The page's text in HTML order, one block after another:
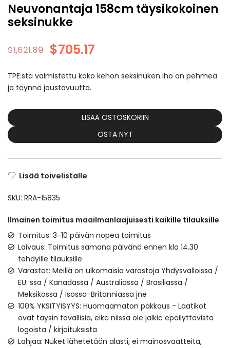
Neuvonantaja 158cm täysikokoinen
seksinukke
$1,621.89 $705.17
TPE:stä valmistettu koko kehon seksinuken iho on pehmeä
ja täynnä joustavuutta.
LISÄÄ OSTOSKORIIN
OSTA NYT
Lisää toivelistalle
SKU: RRA-15835
Ilmainen toimitus maailmanlaajuisesti kaikille tilauksille
Toimitus: 3-10 päivän nopea toimitus
Laivaus: Toimitus samana päivänä ennen klo 14.30
tehdyille tilauksille
Varastot: Meillä on ulkomaisia varastoja Yhdysvalloissa /
EU: ssa / Kanadassa / Australiassa / Brasiliassa /
Meksikossa / Isossa-Britanniassa jne
100% YKSITYISYYS: Huomaamaton pakkaus - Laatikot
ovat täysin tavallisia, eikä niissä ole jälkiä epäilyttävistä
logoista / kirjoituksista
Lahjaa: Nuket lähetetään alasti, ei mainosvaatteita,